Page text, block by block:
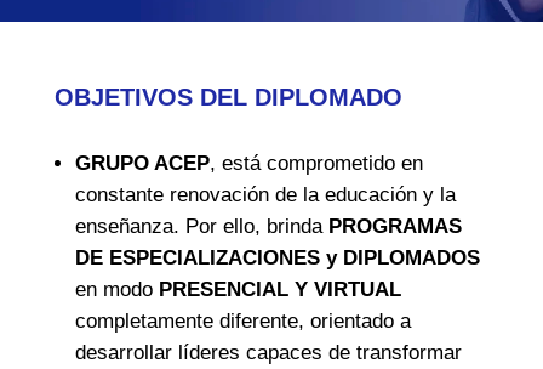
OBJETIVOS DEL DIPLOMADO
GRUPO ACEP, está comprometido en
constante renovación de la educación y la
enseñanza. Por ello, brinda PROGRAMAS
DE ESPECIALIZACIONES y DIPLOMADOS
en modo PRESENCIAL Y VIRTUAL
completamente diferente, orientado a
desarrollar líderes capaces de transformar